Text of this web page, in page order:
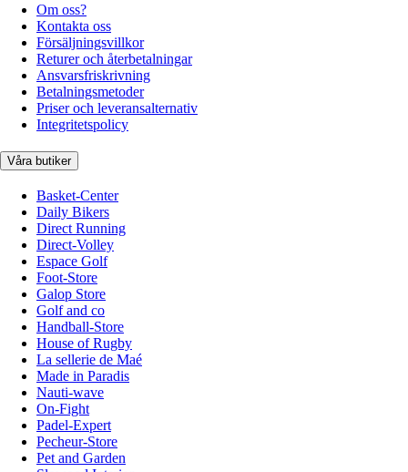
Om oss?
Kontakta oss
Försäljningsvillkor
Returer och återbetalningar
Ansvarsfriskrivning
Betalningsmetoder
Priser och leveransalternativ
Integritetspolicy
Våra butiker
Basket-Center
Daily Bikers
Direct Running
Direct-Volley
Espace Golf
Foot-Store
Galop Store
Golf and co
Handball-Store
House of Rugby
La sellerie de Maé
Made in Paradis
Nauti-wave
On-Fight
Padel-Expert
Pecheur-Store
Pet and Garden